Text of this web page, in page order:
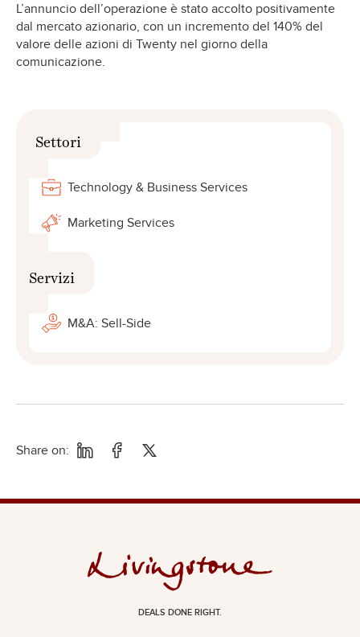
L’annuncio dell’operazione è stato accolto positivamente
dal mercato azionario, con un incremento del 140% del
valore delle azioni di Twenty nel giorno della
comunicazione.
Settori
Technology & Business Services
Marketing Services
Servizi
M&A: Sell-Side
Share on:
DEALS DONE RIGHT.